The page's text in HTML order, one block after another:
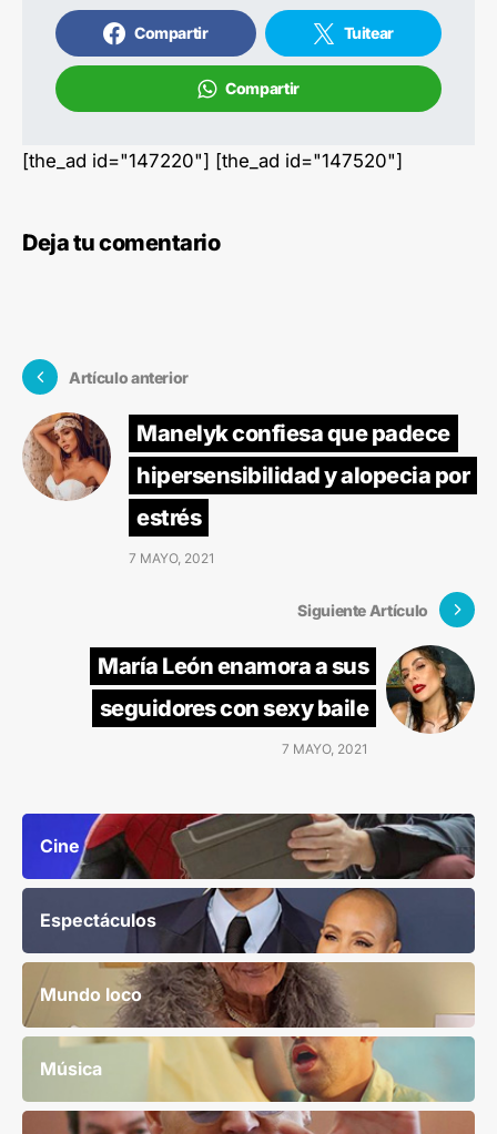
Compartir Tuitear
Compartir
[the_ad id="147220"] [the_ad id="147520"]
Deja tu comentario
Artículo anterior
Manelyk confiesa que padece
hipersensibilidad y alopecia por
estrés
7 MAYO, 2021
Siguiente Artículo
María León enamora a sus
seguidores con sexy baile
7 MAYO, 2021
Cine
Espectáculos
Mundo loco
Música